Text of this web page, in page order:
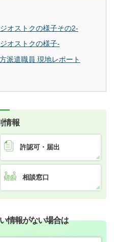
オストクの様子その2-
オストクの様子-
派遣職員 現地レポート
情報
許認可・届出
相談窓口
情報がない場合は